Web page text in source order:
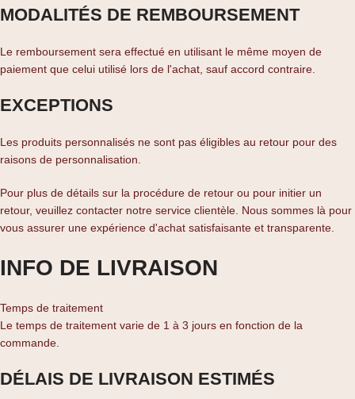
MODALITÉS DE REMBOURSEMENT
Le remboursement sera effectué en utilisant le même moyen de
paiement que celui utilisé lors de l'achat, sauf accord contraire.
EXCEPTIONS
Les produits personnalisés ne sont pas éligibles au retour pour des
raisons de personnalisation.
Pour plus de détails sur la procédure de retour ou pour initier un
retour, veuillez contacter notre service clientèle. Nous sommes là pour
vous assurer une expérience d'achat satisfaisante et transparente.
INFO DE LIVRAISON
Temps de traitement
Le temps de traitement varie de 1 à 3 jours en fonction de la
commande.
DÉLAIS DE LIVRAISON ESTIMÉS